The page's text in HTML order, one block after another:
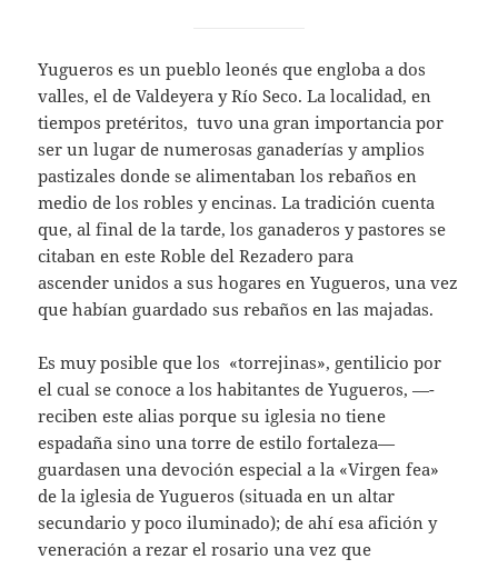
Yugueros es un pueblo leonés que engloba a dos
valles, el de Valdeyera y Río Seco. La localidad, en
tiempos pretéritos, tuvo una gran importancia por
ser un lugar de numerosas ganaderías y amplios
pastizales donde se alimentaban los rebaños en
medio de los robles y encinas. La tradición cuenta
que, al final de la tarde, los ganaderos y pastores se
citaban en este Roble del Rezadero para
ascender unidos a sus hogares en Yugueros, una vez
que habían guardado sus rebaños en las majadas.
Es muy posible que los «torrejinas», gentilicio por
el cual se conoce a los habitantes de Yugueros, —-
reciben este alias porque su iglesia no tiene
espadaña sino una torre de estilo fortaleza—
guardasen una devoción especial a la «Virgen fea»
de la iglesia de Yugueros (situada en un altar
secundario y poco iluminado); de ahí esa afición y
veneración a rezar el rosario una vez que